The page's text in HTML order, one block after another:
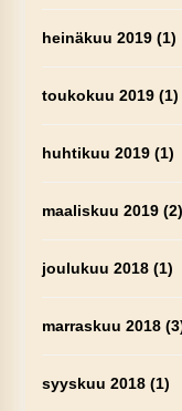
heinäkuu 2019(1)
toukokuu 2019(1)
huhtikuu 2019(1)
maaliskuu 2019(2)
joulukuu 2018(1)
marraskuu 2018
syyskuu 2018(1)